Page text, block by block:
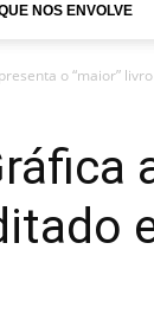
NOS ENVOLVE
o “maior”